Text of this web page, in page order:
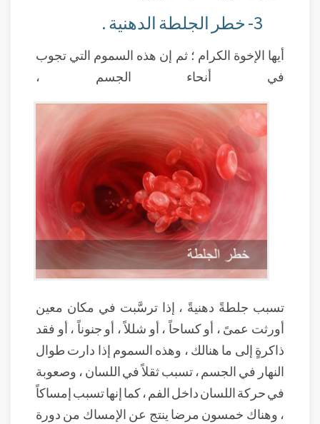
3- خطر الجلطة الدهنية .
أيها الإخوة الكرام ؛ ثم إن هذه السموم التي تجوب
في أنحاء الجسم ،
تسبب جلطةً دهنيةً ، إذا ترسَّبت في مكان معين
أورثت عمىً ، أو كساحاً ، أو شللاً ، أو جنوناً ، أو فقد
ذاكرةٍ إلى ما هنالك ، وهذه السموم إذا دارت طوال
النهار في الجسم ، تسبب ثقلاً في اللسان ، وصعوبة
في حركة اللسان داخل الفم ، كما إنها تسبب إمساكاً
، وهناك خمسون مرضا ينتج عن الإمساك من دورة